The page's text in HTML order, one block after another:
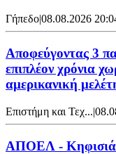
Γήπεδο|08.08.2026
Αποφεύγοντας 3
επιπλέον χρόνια
αμερικανική
Επιστήμη και Τεχ...|
ΑΠΟΕΛ - Κηφισιά